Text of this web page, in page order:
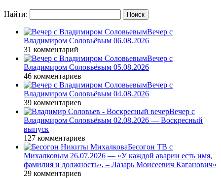
Найти:
Вечер с
Владимиром Соловьёвым 06.08.2026
31 комментарий
Вечер с
Владимиром Соловьёвым 05.08.2026
46 комментариев
Вечер с
Владимиром Соловьёвым 04.08.2026
39 комментариев
Вечер с
Владимиром Соловьёвым 02.08.2026 — Воскресный
выпуск
127 комментариев
Бесогон ТВ с
Михалковым 26.07.2026 — «У каждой аварии есть имя,
фамилия и должность», – Лазарь Моисеевич Каганович»
29 комментариев